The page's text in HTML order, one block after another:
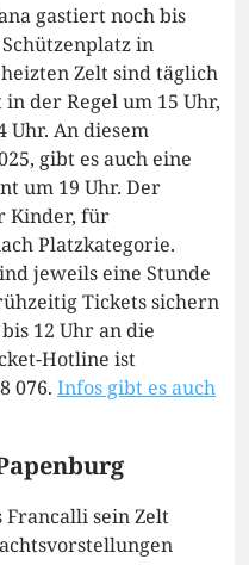
gastiert noch bis
in
Zelt sind täglich
der Regel um 15 Uhr,
Uhr. An diesem
gibt es auch eine
um 19 Uhr. Der
Kinder, für
Platzkategorie.
jeweils eine Stunde
Tickets sichern
12 Uhr an die
Hotline ist
076. Infos gibt es auch
sein Zelt